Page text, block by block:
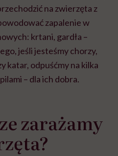
na zwierzęta z
zapalenie w
krtani, gardła –
jeśli jesteśmy chorzy,
katar, odpuśćmy na kilka
– dla ich dobra.
zarażamy